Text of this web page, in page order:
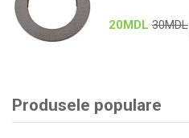
20MDL 30MDL
Produsele populare